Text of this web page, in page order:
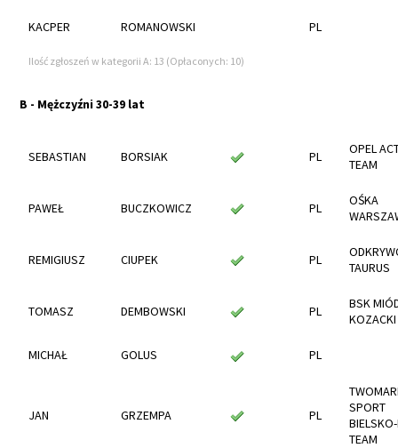
KACPER ROMANOWSKI PL
Ilość zgłoszeń w kategorii A: 13 (Opłaconych: 10)
B - Mężczyźni 30-39 lat
SEBASTIAN BORSIAK PL
OPEL
TEAM
PAWEŁ BUCZKOWICZ PL
OŚKA
REMIGIUSZ CIUPEK PL
TAURUS
TOMASZ DEMBOWSKI PL
BSK
KOZACKI
MICHAŁ GOLUS PL
JAN GRZEMPA PL
SPORT
TEAM